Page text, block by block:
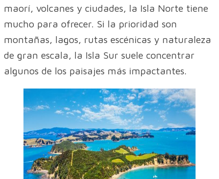
maorí, volcanes y ciudades, la Isla Norte tiene
mucho para ofrecer. Si la prioridad son
montañas, lagos, rutas escénicas y naturaleza
de gran escala, la Isla Sur suele concentrar
algunos de los paisajes más impactantes.